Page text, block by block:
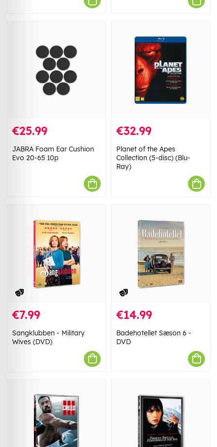
€25.99
JABRA Foam Ear Cushion
Evo 20-65 10p
€32.99
Planet of the Apes
Collection (5-disc) (Blu-
Ray)
€7.99
Sangklubben - Military
Wives (DVD)
€14.99
Badehotellet Sæson 6 -
DVD